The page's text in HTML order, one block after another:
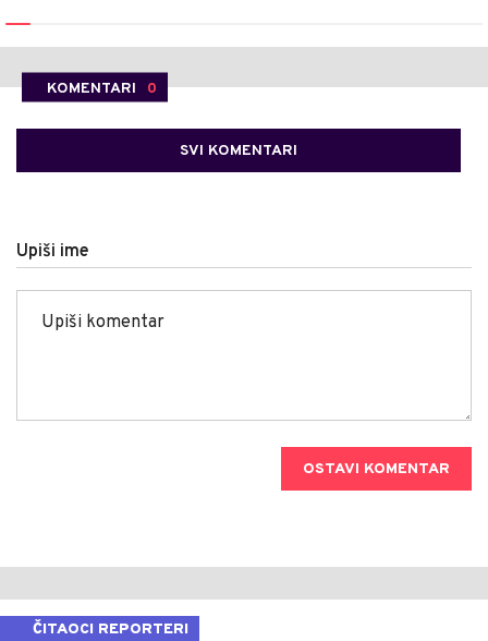
KOMENTARI 0
SVI KOMENTARI
Upiši ime
OSTAVI KOMENTAR
ČITAOCI REPORTERI